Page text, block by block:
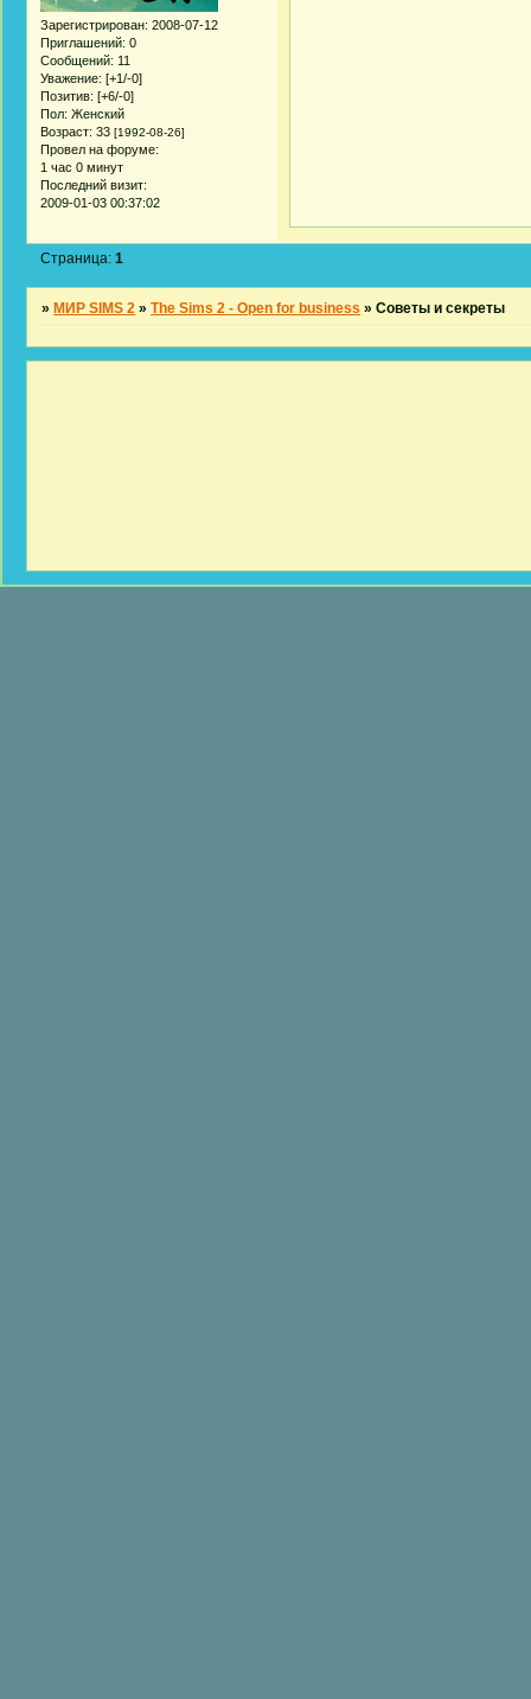
Зарегистрирован: 2008-07-12
Приглашений: 0
Сообщений: 11
Уважение: [+1/-0]
Позитив: [+6/-0]
Пол: Женский
Возраст: 33 [1992-08-26]
Провел на форуме:
1 час 0 минут
Последний визит:
2009-01-03 00:37:02
Страница:1
»МИР SIMS 2 »The Sims 2 - Open for business »Советы и секреты